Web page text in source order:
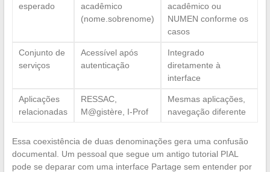
esperado
acadêmico
(nome.sobrenome)
acadêmico ou
NUMEN conforme os
casos
Conjunto de
serviços
Acessível após
autenticação
Integrado
diretamente à
interface
Aplicações
relacionadas
RESSAC,
M@gistère, I-Prof
Mesmas aplicações,
navegação diferente
Essa coexistência de duas denominações gera uma confusão
documental. Um pessoal que segue um antigo tutorial PIAL
pode se deparar com uma interface Partage sem entender por